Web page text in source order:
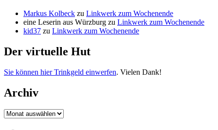
Markus Kolbeck zu Linkwerk zum Wochenende
eine Leserin aus Würzburg zu Linkwerk zum Wochenende
kid37 zu Linkwerk zum Wochenende
Der virtuelle Hut
Sie können hier Trinkgeld einwerfen. Vielen Dank!
Archiv
Archiv